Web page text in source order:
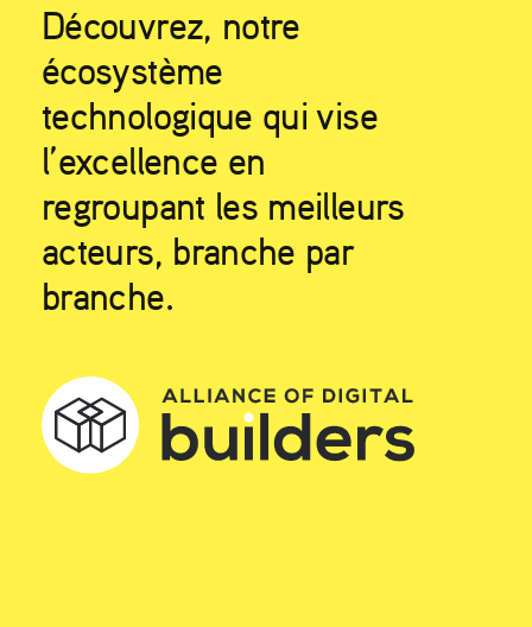
Découvrez, notre
écosystème
technologique qui vise
l’excellence en
regroupant les meilleurs
acteurs, branche par
branche.